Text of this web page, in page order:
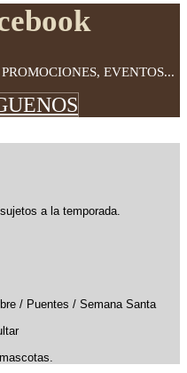
EVENTOS...
a la temporada.
/ Puentes / Semana Santa